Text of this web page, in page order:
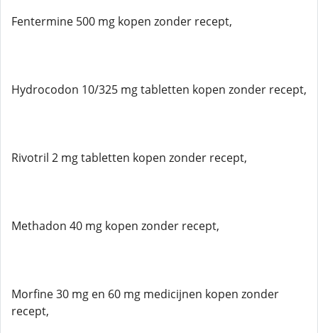
Fentermine 500 mg kopen zonder recept,
Hydrocodon 10/325 mg tabletten kopen zonder recept,
Rivotril 2 mg tabletten kopen zonder recept,
Methadon 40 mg kopen zonder recept,
Morfine 30 mg en 60 mg medicijnen kopen zonder
recept,